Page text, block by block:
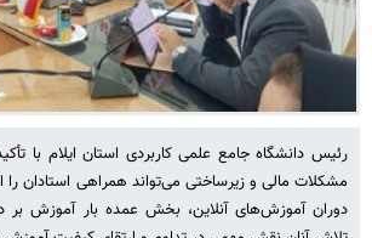
رئیس دانشگاه جامع علمی کاربردی استان ایلام با
مشکلات مالی و زیرساختی می‌تواند همراهی استادان
دوران آموزش‌های آنلاین، بخش عمده بار آموزش